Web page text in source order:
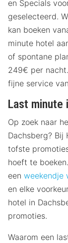
en Specials
geselecteerd.
kan boeken
minute hotel
of spontane
249€ per
fijne service
Last minute
Op zoek naar
Dachsberg?
tofste
hoeft te
een weekendje
en elke
hotel in
promoties.
Waarom een